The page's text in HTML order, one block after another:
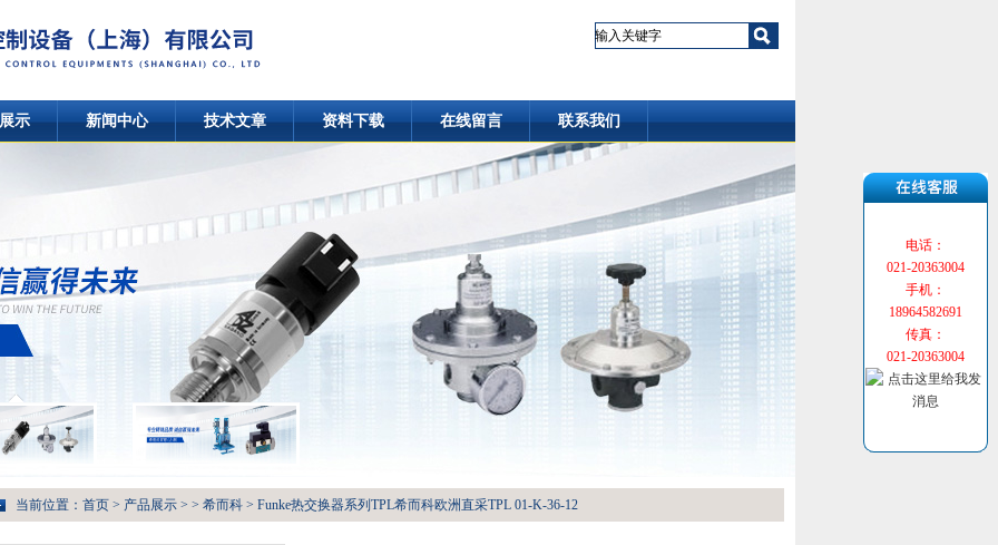
示 新闻中心 技术文章 资料下载 在线留言 联系我们
当前位置： 首页 > 产品展示 > > 希而科 > Funke热交换器系列TPL希而科欧洲直采TPL 01-K-36-12
电话：
021-20363004
手机：
18964582691
传真：
021-20363004